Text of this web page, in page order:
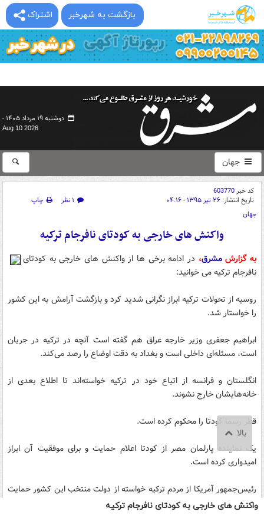
اشتراک بازگشت به شهرخبر
واکنش های خارجی به کودتای نافرجام ترکیه